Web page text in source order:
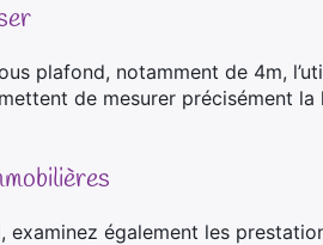
plafond, notamment de 4m,
de mesurer précisément
examinez également les